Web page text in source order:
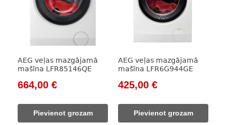
AEG veļas mazgājamā
mašīna LFR85146QE
Original
was:
961,00 €.
664,00 €Current
Pievienot grozam
AEG veļas mazgājamā
mašīna LFR6G944GE
Original
was:
569,00 €.
425,00 €Current
Pievienot grozam